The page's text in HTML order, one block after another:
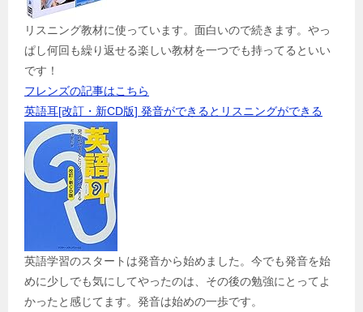
リスニング教材に使っています。面白いので続きます。やっ
ぱし何回も繰り返せる楽しい教材を一つでも持ってるといい
です！
フレンズの記事はこちら
英語耳[改訂・新CD版] 発音ができるとリスニングができる
英語学習のスタートは発音から始めました。今でも発音を始
めに少しでも気にしてやったのは、その後の勉強にとってよ
かったと感じてます。発音は始めの一歩です。